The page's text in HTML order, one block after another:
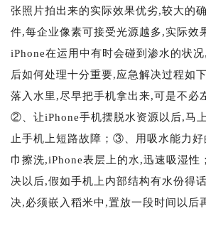
张照片拍出来的实际效果优劣,较大的
件,每企业像素可接受光源越多,实际效
iPhone在运用中有时会碰到渗水的状
后如何处理十分重要,应急解决过程如
落入水里,尽早把手机拿出来,可是不必
②、让iPhone手机摆脱水资源以后,马
止手机上短路故障；③、用吸水能力
巾擦洗,iPhone表层上的水,迅速吸湿
决以后,假如手机上内部结构有水份得
决,必须嵌入稻米中,置放一段时间以后